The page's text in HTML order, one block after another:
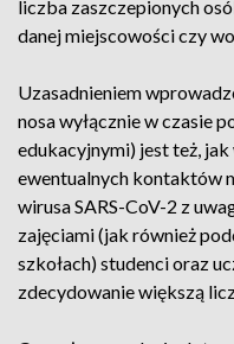
liczba zaszczepionych
danej miejscowości czy
Uzasadnieniem
nosa wyłącznie w czasie
edukacyjnymi) jest też,
ewentualnych kontaktów
wirusa SARS-CoV-2 z
zajęciami (jak również
szkołach) studenci oraz
zdecydowanie większą